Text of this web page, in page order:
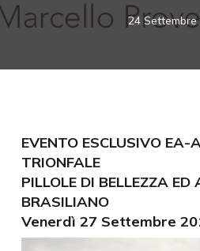
24 Settembre
EVENTO ESCLUSIVO EA-
TRIONFALE
PILLOLE DI BELLEZZA ED
BRASILIANO
Venerdì 27 Settembre